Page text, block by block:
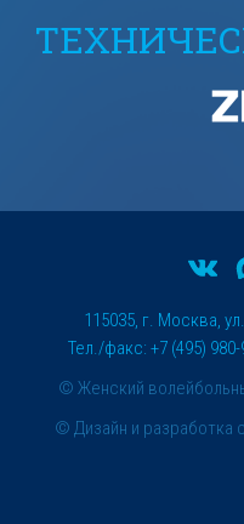
© Женский
115035, г. Москва,
Тел./факс: +7 (495) 980-
© Дизайн и разработка